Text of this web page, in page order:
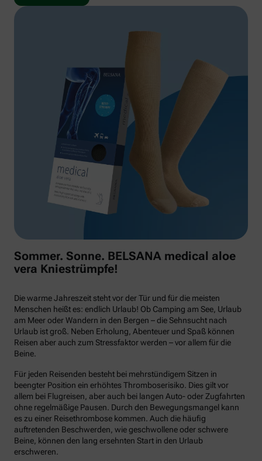
Sommer. Sonne. BELSANA medical aloe
vera Kniestrümpfe!
Die warme Jahreszeit steht vor der Tür und für die meisten
Menschen heißt es: endlich Urlaub! Ob Camping am See, Urlaub
am Meer oder Wandern in den Bergen – die Sehnsucht nach
Urlaub ist groß. Neben Erholung, Abenteuer und Spaß können
Reisen aber auch zum Stressfaktor werden – vor allem für die
Beine.
Für jeden Reisenden besteht bei mehrstündigem Sitzen in
beengter Position ein erhöhtes Thromboserisiko. Dies gilt vor
allem bei Flugreisen, aber auch bei langen Auto- oder Zugfahrten
ohne regelmäßige Pausen. Durch den Bewegungsmangel kann
es zu einer Reisethrombose kommen. Auch die häufig
auftretenden Beschwerden, wie geschwollene oder schwere
Beine, können den lang ersehnten Start in den Urlaub
erschweren.